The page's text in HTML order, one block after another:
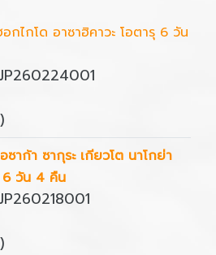
ไกโด อาซาฮิคาวะ โอตารุ 6 วัน
าก้า ซากุระ เกียวโต นาโกย่า
6 วัน 4 คืน